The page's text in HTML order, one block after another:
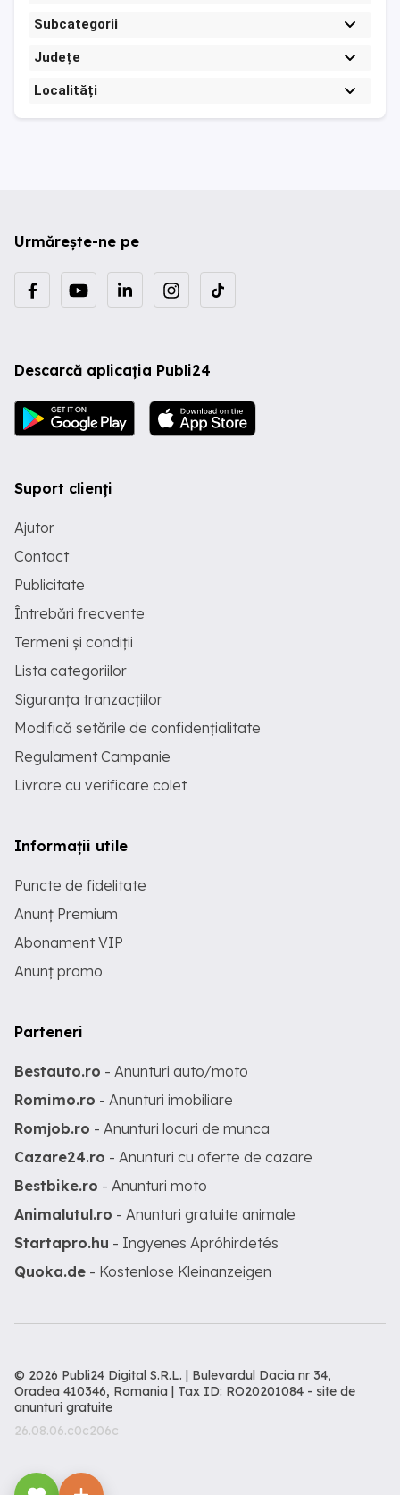
Subcategorii
Județe
Localități
Urmărește-ne pe
Descarcă aplicația Publi24
Suport clienți
Ajutor
Contact
Publicitate
Întrebări frecvente
Termeni și condiții
Lista categoriilor
Siguranța tranzacțiilor
Modifică setările de confidențialitate
Regulament Campanie
Livrare cu verificare colet
Informații utile
Puncte de fidelitate
Anunț Premium
Abonament VIP
Anunț promo
Parteneri
Bestauto.ro - Anunturi auto/moto
Romimo.ro - Anunturi imobiliare
Romjob.ro - Anunturi locuri de munca
Cazare24.ro - Anunturi cu oferte de cazare
Bestbike.ro - Anunturi moto
Animalutul.ro - Anunturi gratuite animale
Startapro.hu - Ingyenes Apróhirdetés
Quoka.de - Kostenlose Kleinanzeigen
© 2026 Publi24 Digital S.R.L. | Bulevardul Dacia nr 34,
Oradea 410346, Romania | Tax ID: RO20201084 - site de
anunturi gratuite
26.08.06.c0c206c